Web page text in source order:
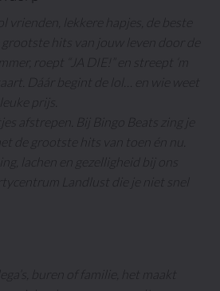
vrienden, lekkere hapjes, de beste
grootste hits van jouw leven door de
roept “JA DIE!” en streept ‘m
Dáár begint de lol… en wie weet
prijs.
afstrepen. Bij Bingo Beats zing je
de grootste hits van toen én nu.
lachen en gezelligheid bij ons
Landlust die je niet snel
buren of familie, het maakt